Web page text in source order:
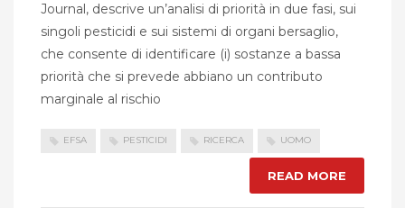
Journal, descrive un’analisi di priorità in due fasi, sui
singoli pesticidi e sui sistemi di organi bersaglio,
che consente di identificare (i) sostanze a bassa
priorità che si prevede abbiano un contributo
marginale al rischio
EFSA PESTICIDI RICERCA UOMO
READ MORE